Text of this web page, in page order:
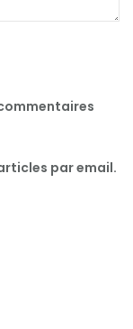
par email.